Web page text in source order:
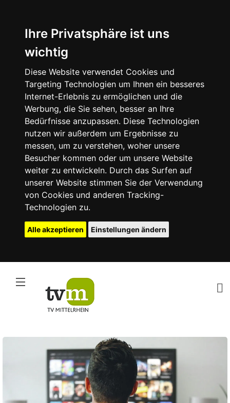
Ihre Privatsphäre ist uns
wichtig
Diese Website verwendet Cookies und
Targeting Technologien um Ihnen ein besseres
Internet-Erlebnis zu ermöglichen und die
Werbung, die Sie sehen, besser an Ihre
Bedürfnisse anzupassen. Diese Technologien
nutzen wir außerdem um Ergebnisse zu
messen, um zu verstehen, woher unsere
Besucher kommen oder um unsere Website
weiter zu entwickeln. Durch das Surfen auf
unserer Website stimmen Sie der Verwendung
von Cookies und anderen Tracking-
Technologien zu.
Alle akzeptieren Einstellungen ändern